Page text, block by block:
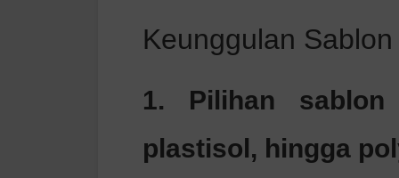
Keunggulan
1. Pilihan sablon
plastisol, hingga